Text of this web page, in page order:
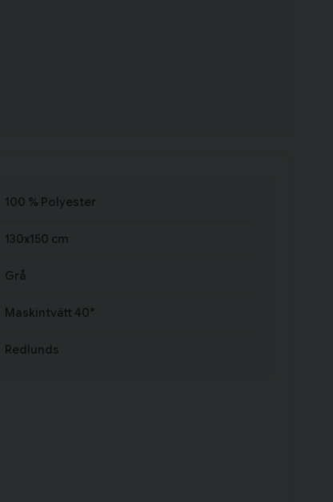
100 % Polyester
130x150 cm
Grå
Maskintvätt 40°
Redlunds